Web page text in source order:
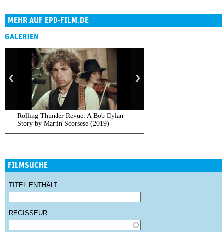
MEHR AUF EPD-FILM.DE
GALERIEN
Rolling Thunder Revue: A Bob Dylan
Story by Martin Scorsese (2019)
FILMSUCHE
TITEL ENTHÄLT
REGISSEUR